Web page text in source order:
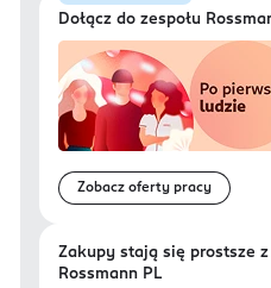
Dołącz do zespołu
Zobacz oferty pracy
Zakupy stają się prostsze
Rossmann PL